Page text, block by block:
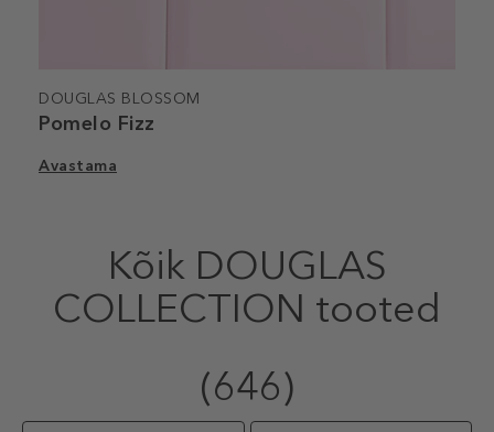
DOUGLAS BLOSSOM
Pomelo Fizz
Avastama
Kõik DOUGLAS
COLLECTION tooted
(646)